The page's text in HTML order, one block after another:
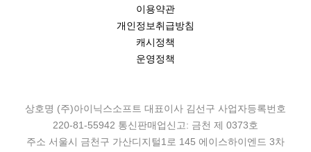
이용약관
개인정보취급방침
캐시정책
운영정책
상호명 (주)아이닉스소프트 대표이사 김선구 사업자등록번호
220-81-55942 통신판매업신고: 금천 제 0373호
주소 서울시 금천구 가산디지털1로 145 에이스하이엔드 3차